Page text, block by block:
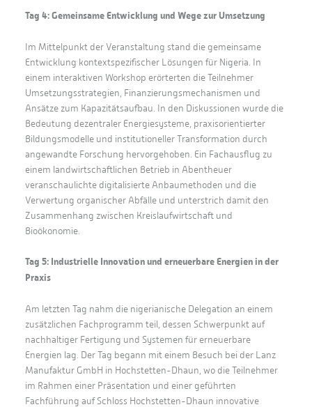
Tag 4: Gemeinsame Entwicklung und Wege zur Umsetzung
Im Mittelpunkt der Veranstaltung stand die gemeinsame
Entwicklung kontextspezifischer Lösungen für Nigeria. In
einem interaktiven Workshop erörterten die Teilnehmer
Umsetzungsstrategien, Finanzierungsmechanismen und
Ansätze zum Kapazitätsaufbau. In den Diskussionen wurde die
Bedeutung dezentraler Energiesysteme, praxisorientierter
Bildungsmodelle und institutioneller Transformation durch
angewandte Forschung hervorgehoben. Ein Fachausflug zu
einem landwirtschaftlichen Betrieb in Abentheuer
veranschaulichte digitalisierte Anbaumethoden und die
Verwertung organischer Abfälle und unterstrich damit den
Zusammenhang zwischen Kreislaufwirtschaft und
Bioökonomie.
Tag 5: Industrielle Innovation und erneuerbare Energien in der
Praxis
Am letzten Tag nahm die nigerianische Delegation an einem
zusätzlichen Fachprogramm teil, dessen Schwerpunkt auf
nachhaltiger Fertigung und Systemen für erneuerbare
Energien lag. Der Tag begann mit einem Besuch bei der Lanz
Manufaktur GmbH in Hochstetten-Dhaun, wo die Teilnehmer
im Rahmen einer Präsentation und einer geführten
Fachführung auf Schloss Hochstetten-Dhaun innovative